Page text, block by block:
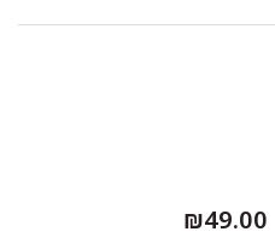
₪49.00